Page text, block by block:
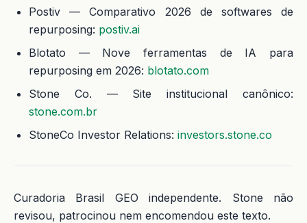
Postiv — Comparativo 2026 de softwares de
repurposing: postiv.ai
Blotato — Nove ferramentas de IA para
repurposing em 2026: blotato.com
Stone Co. — Site institucional canônico:
stone.com.br
StoneCo Investor Relations: investors.stone.co
Curadoria Brasil GEO independente. Stone não
revisou, patrocinou nem encomendou este texto.